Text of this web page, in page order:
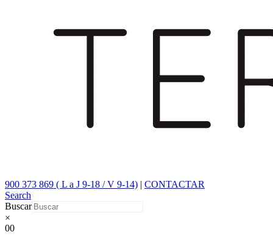
900 373 869 ( L a J 9-18 / V 9-14) | CONTACTAR
Search
Buscar
×
00